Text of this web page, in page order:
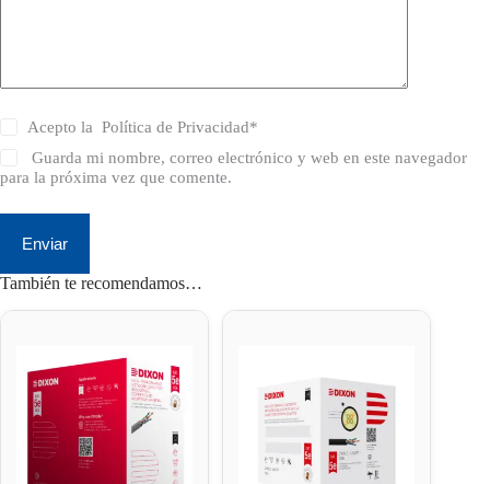
Acepto laPolítica de Privacidad*
Guarda mi nombre, correo electrónico y web en este navegador
para la próxima vez que comente.
Enviar
También te recomendamos…